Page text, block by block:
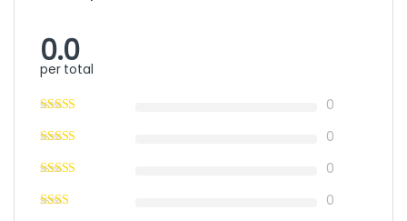
0.0
per total
0
0
0
0